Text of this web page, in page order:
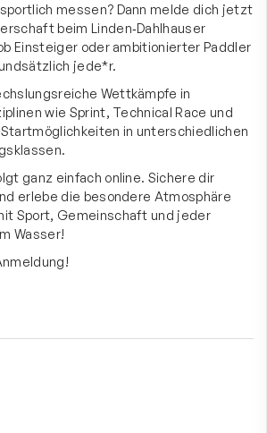
messen? Dann melde dich jetzt
beim Linden‑Dahlhauser
Einsteiger oder ambitionierter Paddler
jede*r.
Wettkämpfe in
wie Sprint, Technical Race und
in unterschiedlichen
ganz einfach online. Sichere dir
erlebe die besondere Atmosphäre
Sport, Gemeinschaft und jeder
Wasser!
!